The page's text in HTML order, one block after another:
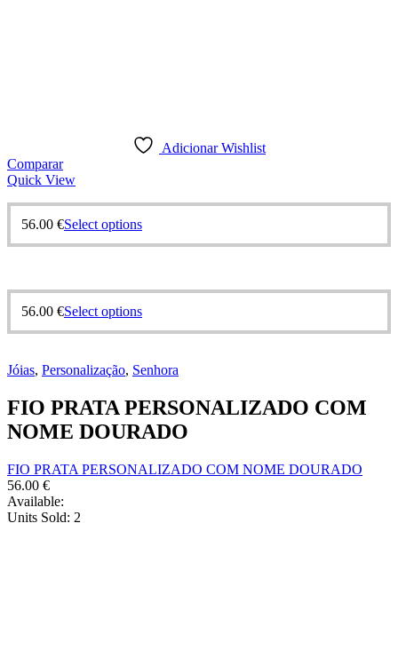
Adicionar Wishlist
Comparar
Quick View
56.00 €Select options
56.00 €Select options
Jóias, Personalização, Senhora
FIO PRATA PERSONALIZADO COM
NOME DOURADO
FIO PRATA PERSONALIZADO COM NOME DOURADO
56.00 €
Available:
Units Sold: 2